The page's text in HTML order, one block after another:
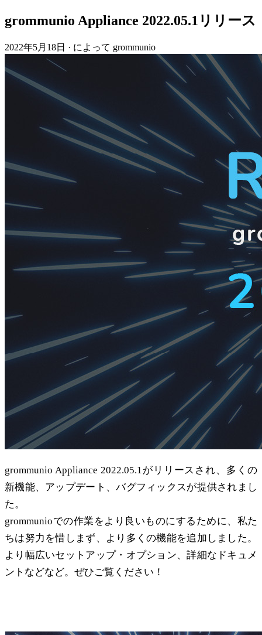
grommunio Appliance 2022.05.1リリース
2022年5月18日 · によって grommunio
grommunio Appliance 2022.05.1がリリースされ、多くの
新機能、アップデート、バグフィックスが提供されまし
た。
grommunioでの作業をより良いものにするために、私た
ちは努力を惜しまず、より多くの機能を追加しました。
より幅広いセットアップ・オプション、詳細なドキュメ
ントなどなど。ぜひご覧ください！